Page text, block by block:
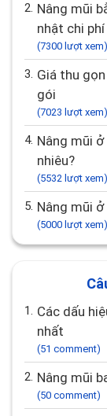
2. Nâng mũi bằng sụn Surgiform giá bao nhiêu? Cập
nhật chi
(7300 lượt xem)
3. Giá thu gọn cánh mũi bao nhiêu? Mức chi phí trọn
gói
(7023 lượt xem)
4. Nâng mũi ở bệnh viện đại học y dược giá bao
nhiêu?
(5532 lượt xem)
5. Nâng mũi
(5000 lượt xem)
1. Các dấu hiệu tụ dịch sau nâng mũi dễ nhận biết
nhất
(51 comment)
2. Nâng mũi
(50 comment)